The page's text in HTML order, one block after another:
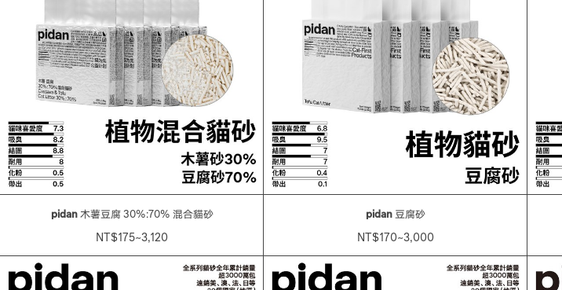
pidan木薯豆腐 30%:70% 混合貓砂
NT$175~3,120
pidan 豆腐砂
NT$170~3,000